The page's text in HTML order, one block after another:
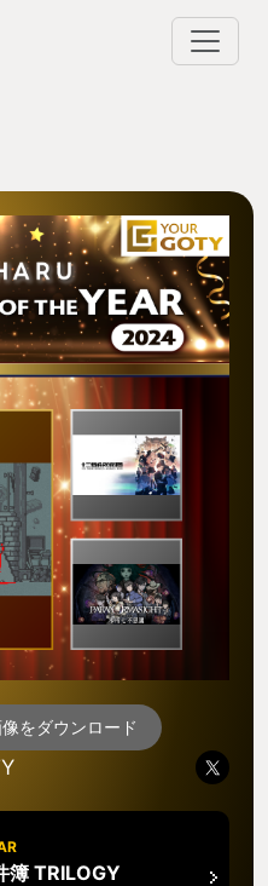
をダウンロード
簿 TRILOGY